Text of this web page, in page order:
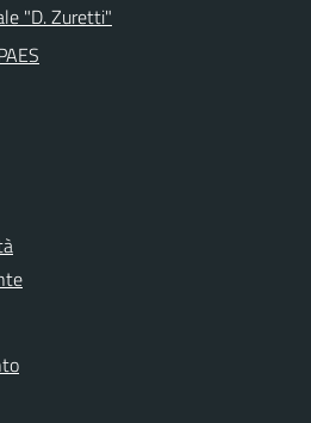
"D. Zuretti"